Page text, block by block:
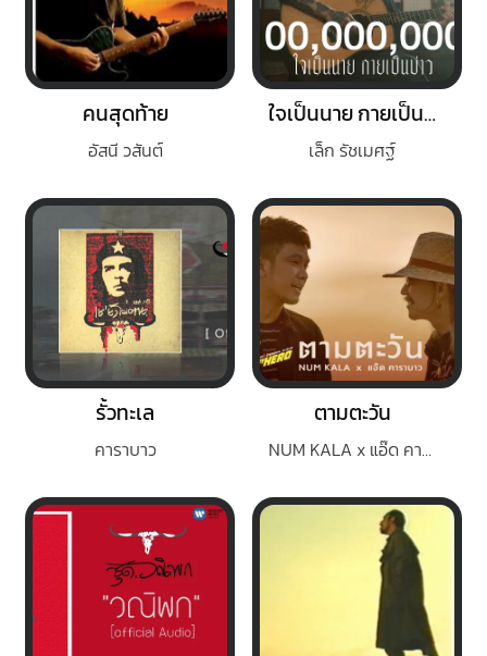
คนสุดท้าย
อัสนี วสันต์
ใจเป็นนาย กายเป็นบ่าว
เล็ก รัชเมศฐ์
รั้วทะเล
คาราบาว
ตามตะวัน
NUM KALA x แอ๊ด คาราบาว